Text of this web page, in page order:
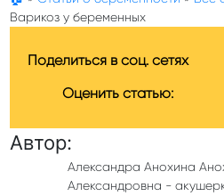
Варикоз у беременных
Поделиться в соц. сетях
Оценить статью:
Автор:
Александра Анохина
Александровна -